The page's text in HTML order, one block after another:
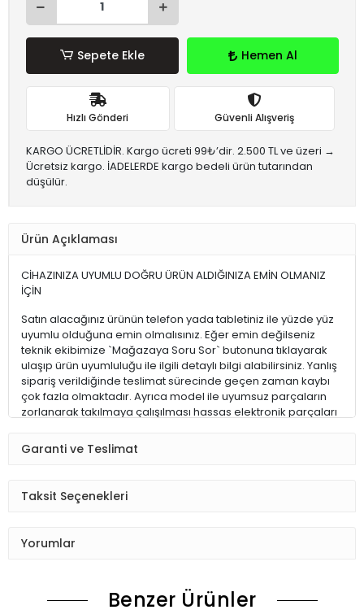
Sepete Ekle Hemen Al
Hızlı Gönderi Güvenli Alışveriş
KARGO ÜCRETLİDİR. Kargo ücreti 99₺’dir. 2.500 TL ve üzeri →
Ücretsiz kargo. İADELERDE kargo bedeli ürün tutarından
düşülür.
Ürün Açıklaması
CİHAZINIZA UYUMLU DOĞRU ÜRÜN ALDIĞINIZA EMİN OLMANIZ
İÇİN
Satın alacağınız ürünün telefon yada tabletiniz ile yüzde yüz
uyumlu olduğuna emin olmalısınız. Eğer emin değilseniz
teknik ekibimize `Mağazaya Soru Sor` butonuna tıklayarak
ulaşıp ürün uyumluluğu ile ilgili detaylı bilgi alabilirsiniz. Yanlış
sipariş verildiğinde teslimat sürecinde geçen zaman kaybı
çok fazla olmaktadır. Ayrıca model ile uyumsuz parçaların
zorlanarak takılmaya çalışılması hassas elektronik parçaları
üzerinden model numarasını alabilirsiniz.
Garanti ve Teslimat
Taksit Seçenekleri
Yorumlar
Benzer Ürünler